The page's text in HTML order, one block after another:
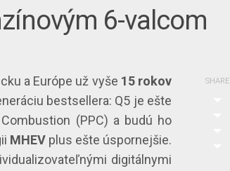
6-valcom
a Európe už vyše 15 rokov
bestsellera: Q5 je ešte
(PPC) a budú ho
MHEVplus ešte úspornejšie.
digitálnymi
SHARE